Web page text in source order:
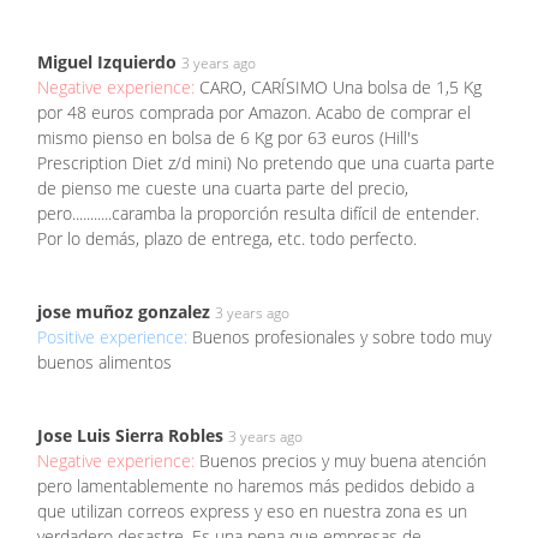
Miguel Izquierdo 3 years ago
Negative experience: CARO, CARÍSIMO Una bolsa de 1,5 Kg
por 48 euros comprada por Amazon. Acabo de comprar el
mismo pienso en bolsa de 6 Kg por 63 euros (Hill's
Prescription Diet z/d mini) No pretendo que una cuarta parte
de pienso me cueste una cuarta parte del precio,
pero...........caramba la proporción resulta difícil de entender.
Por lo demás, plazo de entrega, etc. todo perfecto.
jose muñoz gonzalez 3 years ago
Positive experience: Buenos profesionales y sobre todo muy
buenos alimentos
Jose Luis Sierra Robles 3 years ago
Negative experience: Buenos precios y muy buena atención
pero lamentablemente no haremos más pedidos debido a
que utilizan correos express y eso en nuestra zona es un